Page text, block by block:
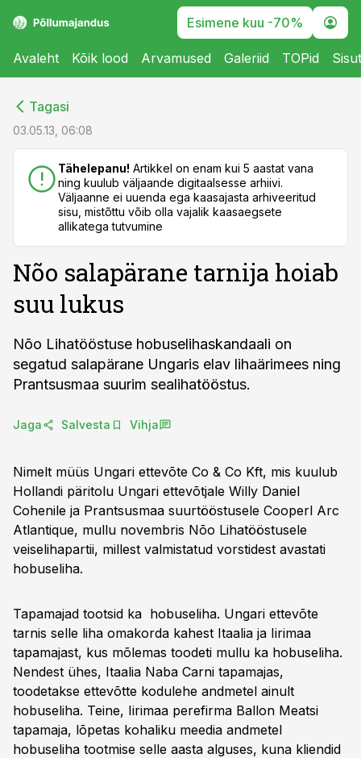
Esimene kuu -70%
Avaleht Kõik lood Arvamused Galeriid TOPid
Tagasi
03.05.13, 06:08
Tähelepanu! Artikkel on enam kui 5 aastat vana
ning kuulub väljaande digitaalsesse arhiivi.
Väljaanne ei uuenda ega kaasajasta arhiveeritud
sisu, mistõttu võib olla vajalik kaasaegsete
allikatega tutvumine
Nõo salapärane tarnija hoiab
suu lukus
Nõo Lihatööstuse hobuselihaskandaali on
segatud salapärane Ungaris elav lihaärimees ning
Prantsusmaa suurim sealihatööstus.
Jaga Salvesta Vihja
Nimelt müüs Ungari ettevõte Co & Co Kft, mis kuulub
Hollandi päritolu Ungari ettevõtjale Willy Daniel
Cohenile ja Prantsusmaa suurtööstusele Cooperl Arc
Atlantique, mullu novembris Nõo Lihatööstusele
veiselihapartii, millest valmistatud vorstidest avastati
hobuseliha.
Tapamajad tootsid ka hobuseliha. Ungari ettevõte
tarnis selle liha omakorda kahest Itaalia ja ­Iirimaa
tapamajast, kus mõlemas toodeti mullu ka hobuseliha.
Nendest ühes, Itaalia Naba Carni tapamajas,
toodetakse ettevõtte kodulehe andmetel ainult
hobuseliha. Teine, Iirimaa perefirma Ballon Meatsi
tapamaja, lõpetas kohaliku meedia andmetel
hobuseliha tootmise selle aasta alguses, kuna kliendid